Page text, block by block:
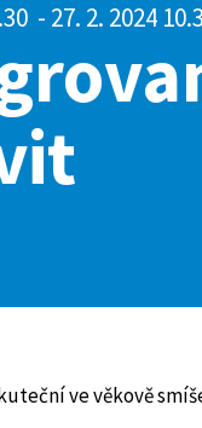
- 27. 2. 2024
ve věkově